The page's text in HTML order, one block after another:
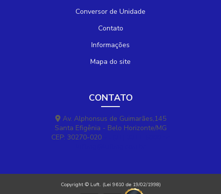
Conversor de Unidade
Contato
Informações
Mapa do site
CONTATO
Av. Alphonsus de Guimarães,145
Santa Efigênia - Belo Horizonte/MG
CEP: 30270-020
Copyright © Luft. (Lei 9610 de 19/02/1998)